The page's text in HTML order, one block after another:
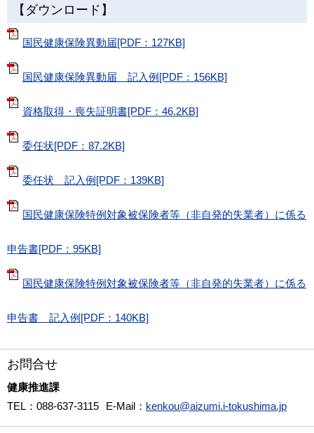
【ダウンロード】
国民健康保険異動届[PDF：127KB]
国民健康保険異動届 記入例[PDF：156KB]
資格取得・喪失証明書[PDF：46.2KB]
委任状[PDF：87.2KB]
委任状 記入例[PDF：139KB]
国民健康保険特例対象被保険者等（非自発的失業者）に係る
申告書[PDF：95KB]
国民健康保険特例対象被保険者等（非自発的失業者）に係る
申告書 記入例[PDF：140KB]
お問合せ
健康推進課
TEL ：088-637-3115 E-Mail ： kenkou@aizumi.i-tokushima.jp